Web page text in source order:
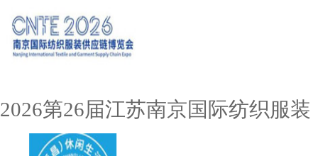
2026第26届江苏南京国际纺织服装